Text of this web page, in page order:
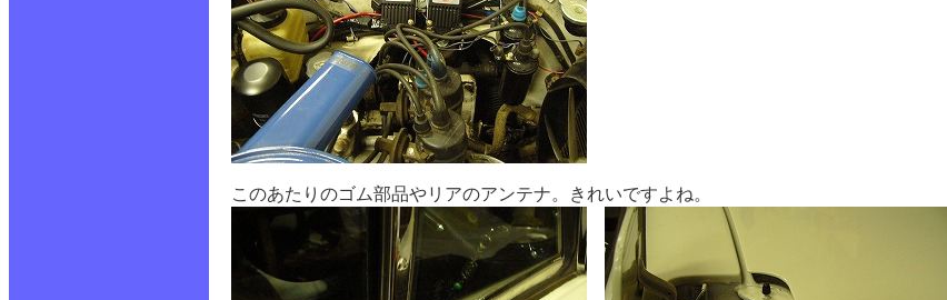
このあたりのゴム部品やリアのアンテナ。きれいですよね。